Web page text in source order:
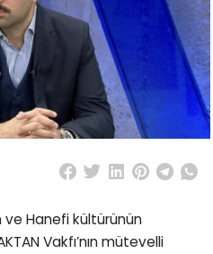
ve Hanefi kültürünün
Vakfı’nın mütevelli